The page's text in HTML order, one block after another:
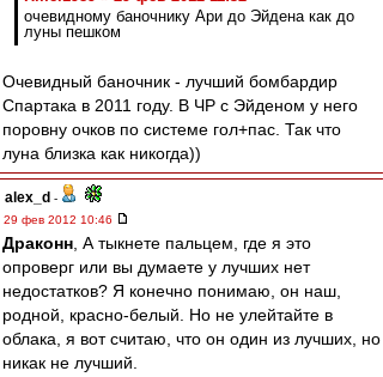
очевидному баночнику Ари до Эйдена как до
луны пешком
Очевидный баночник - лучший бомбардир
Спартака в 2011 году. В ЧР с Эйденом у него
поровну очков по системе гол+пас. Так что
луна близка как никогда))
alex_d -
29 фев 2012 10:46
Драконн , А тыкнете пальцем, где я это
опроверг или вы думаете у лучших нет
недостатков? Я конечно понимаю, он наш,
родной, красно-белый. Но не улейтайте в
облака, я вот считаю, что он один из лучших, но
никак не лучший.